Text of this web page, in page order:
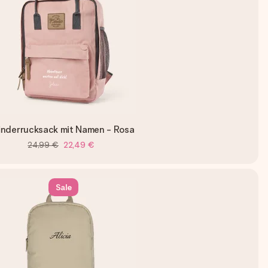
mit Namen - Rosa
24,99 € 22,49 €
Sale